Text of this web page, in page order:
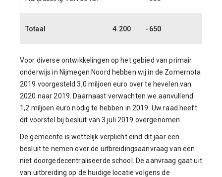
Totaal 4.200 -650
Voor diverse ontwikkelingen op het gebied van primair
onderwijs in Nijmegen Noord hebben wij in de Zomernota
2019 voorgesteld 3,0 miljoen euro over te hevelen van
2020 naar 2019. Daarnaast verwachten we aanvullend
1,2 miljoen euro nodig te hebben in 2019. Uw raad heeft
dit voorstel bij besluit van 3 juli 2019 overgenomen.
De gemeente is wettelijk verplicht eind dit jaar een
besluit te nemen over de uitbreidingsaanvraag van een
niet doorgedecentraliseerde school. De aanvraag gaat uit
van uitbreiding op de huidige locatie volgens de